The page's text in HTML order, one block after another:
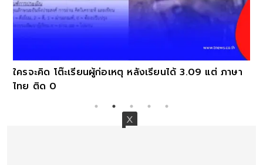
ใครจะคิด โต๊ะเรียนผู้ก่อเหตุ หลังเรียนได้ 3.09 แต่ ภาษา
ไทย ติด 0